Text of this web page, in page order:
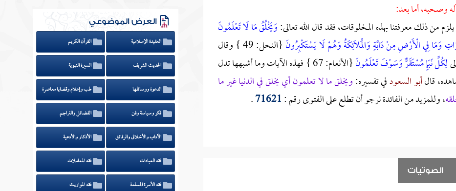
وصحبه، أما بعد:
من ذلك معرفتنا بهذه المخلوقات، فقد قال الله تعالى:وَيَخْلُقُ مَا لَا تَعْلَمُونَ
وَمَا فِي الْأَرْضِ مِنْ دَابَّةٍ وَالْمَلَائِكَةُ وَهُمْ لَا يَسْتَكْبِرُونَ
{النحل: 49 } وقال
لِكُلِّ نَبَإٍ مُسْتَقَرٌّ وَسَوْفَ تَعْلَمُونَ
{الأنعام: 67 } فهذه الآيات وما أشبهها تدل
قالأبو السعودفي تفسيره:ويخلق ما لا تعلمون أي يخلق في الدنيا غير ما
، وللمزيد من الفائدة نرجو أن تطلع على الفتوى رقم :71621
.
الصوتيات
العرض الموضوعي
العقيدة الإسلامية القرآن الكريم
الحديث الشريف السيرة النبوية
الدعوة ووسائلها طب وإعلام وقضايا معاصرة
فكر وسياسة وفن الفضائل والتراجم
الآداب والأخلاق والرقائق الأذكار والأدعية
فقه العبادات فقه المعاملات
فقه الأسرة المسلمة فقه المواريث